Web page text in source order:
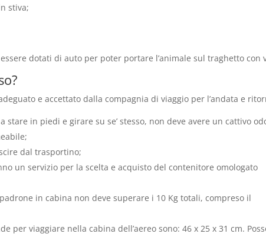
stiva;
dotati di auto per poter portare l’animale sul traghetto con
e accettato dalla compagnia di viaggio per l’andata e
stare in piedi e girare su se’ stesso, non deve avere un cattivo
dal trasportino;
un servizio per la scelta e acquisto del contenitore omologato
in cabina non deve superare i 10 Kg totali, compreso il
per viaggiare nella cabina dell’aereo sono: 46 x 25 x 31 cm.